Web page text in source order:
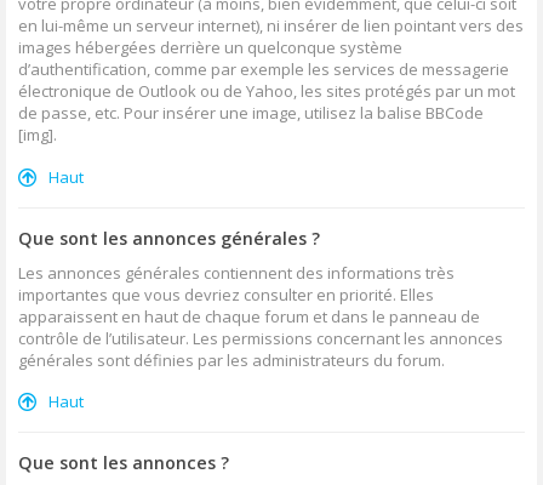
en lui-même un serveur internet), ni insérer de lien pointant vers des
images hébergées derrière un quelconque système
d’authentification, comme par exemple les services de messagerie
électronique de Outlook ou de Yahoo, les sites protégés par un mot
de passe, etc. Pour insérer une image, utilisez la balise BBCode
[img].
Haut
Que sont les annonces générales ?
Les annonces générales contiennent des informations très
importantes que vous devriez consulter en priorité. Elles
apparaissent en haut de chaque forum et dans le panneau de
contrôle de l’utilisateur. Les permissions concernant les annonces
générales sont définies par les administrateurs du forum.
Haut
Que sont les annonces ?